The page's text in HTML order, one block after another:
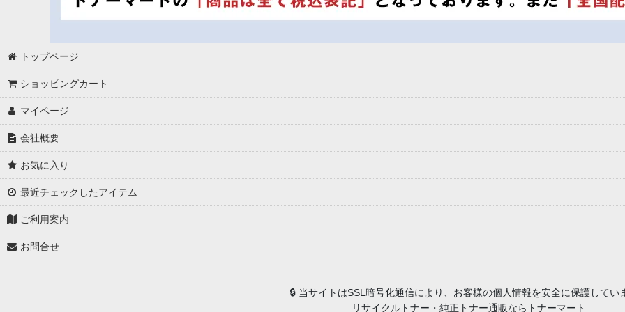
トップページ
ショッピングカート
マイページ
会社概要
お気に入り
最近チェックしたアイテム
ご利用案内
お問合せ
🔒 当サイトはSSL暗号化通信により、お客様の個人情報を安全に保護してい
リサイクルトナー・純正トナー通販ならトナーマート